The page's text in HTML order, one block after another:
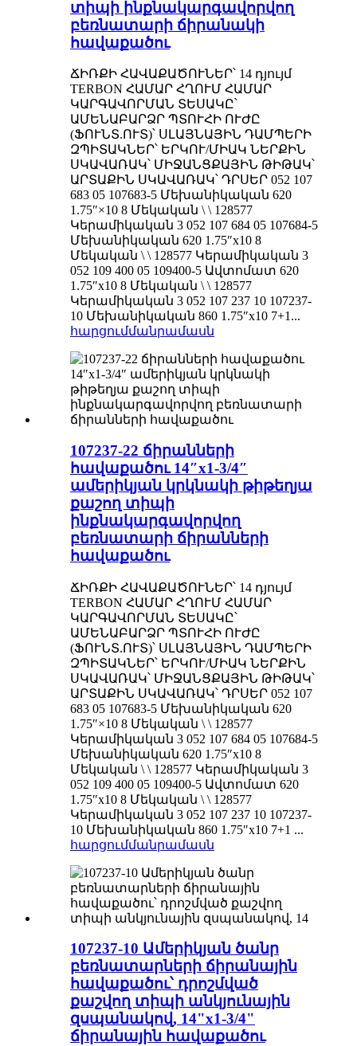
տիպի ինքնակարգավորվող
բեռնատարի ճիրանակի
հավաքածու
ՃԻՌՔԻ ՀԱՎԱՔԱԾՈՒՆԵՐ՝ 14 դյույմ
TERBON ՀԱՄԱՐ ՀՂՈՒՄ ՀԱՄԱՐ
ԿԱՐԳԱՎՈՐՄԱՆ ՏԵՍԱԿԸ՝
ԱՄԵՆԱԲԱՐՁՐ ՊՏՈՒՀԻ ՈՒԺԸ
(ՖՈՒՆՏ.ՈՒՏ)՝ ՍԼԱՅՆԱՅԻՆ ԴԱՄՊԵՐԻ
ԶՊԻՏԱԿՆԵՐ՝ ԵՐԿՈՒ/ՄԻԱԿ ՆԵՐՔԻՆ
ՍԿԱՎԱՌԱԿ՝ ՄԻՋԱՆՑՔԱՅԻՆ ԹԻԹԱԿ՝
ԱՐՏԱՔԻՆ ՍԿԱՎԱՌԱԿ՝ ԴՐՍԵՐ 052 107
683 05 107683-5 Մեխանիկական 620
1.75″×10 8 Մեկական \ \ 128577
Կերամիկական 3 052 107 684 05 107684-5
Մեխանիկական 620 1.75″x10 8
Մեկական \ \ 128577 Կերամիկական 3
052 109 400 05 109400-5 Ավտոմատ 620
1.75″x10 8 Մեկական \ \ 128577
Կերամիկական 3 052 107 237 10 107237-
10 Մեխանիկական 860 1.75″x10 7+1...
հարցումմանրամասն
107237-22 ճիրանների
հավաքածու 14″x1-3/4″
ամերիկյան կրկնակի թիթեղյա
քաշող տիպի
ինքնակարգավորվող
բեռնատարի ճիրանների
հավաքածու
ՃԻՌՔԻ ՀԱՎԱՔԱԾՈՒՆԵՐ՝ 14 դյույմ
TERBON ՀԱՄԱՐ ՀՂՈՒՄ ՀԱՄԱՐ
ԿԱՐԳԱՎՈՐՄԱՆ ՏԵՍԱԿԸ՝
ԱՄԵՆԱԲԱՐՁՐ ՊՏՈՒՀԻ ՈՒԺԸ
(ՖՈՒՆՏ.ՈՒՏ)՝ ՍԼԱՅՆԱՅԻՆ ԴԱՄՊԵՐԻ
ԶՊԻՏԱԿՆԵՐ՝ ԵՐԿՈՒ/ՄԻԱԿ ՆԵՐՔԻՆ
ՍԿԱՎԱՌԱԿ՝ ՄԻՋԱՆՑՔԱՅԻՆ ԹԻԹԱԿ՝
ԱՐՏԱՔԻՆ ՍԿԱՎԱՌԱԿ՝ ԴՐՍԵՐ 052 107
683 05 107683-5 Մեխանիկական 620
1.75″×10 8 Մեկական \ \ 128577
Կերամիկական 3 052 107 684 05 107684-5
Մեխանիկական 620 1.75″x10 8
Մեկական \ \ 128577 Կերամիկական 3
052 109 400 05 109400-5 Ավտոմատ 620
1.75″x10 8 Մեկական \ \ 128577
Կերամիկական 3 052 107 237 10 107237-
10 Մեխանիկական 860 1.75″x10 7+1 ...
հարցումմանրամասն
107237-10 Ամերիկյան ծանր
բեռնատարների ճիրանային
հավաքածու՝ դրոշմված
քաշվող տիպի անկյունային
զսպանակով, 14"x1-3/4"
ճիրանային հավաքածու